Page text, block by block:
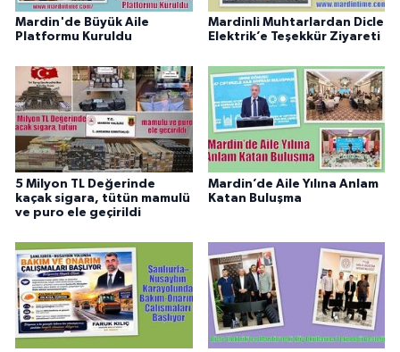
Mardin'de Büyük Aile
Platformu Kuruldu
Mardinli Muhtarlardan Dicle
Elektrik’e Teşekkür Ziyareti
5 Milyon TL Değerinde
kaçak sigara, tütün mamulü
ve puro ele geçirildi
Mardin’de Aile Yılına Anlam
Katan Buluşma